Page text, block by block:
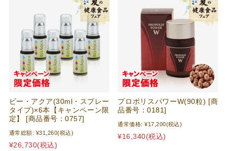
ビー・アクア(30ml・スプレー
タイプ)×6本【キャンペーン限
定】 [商品番号：0757]
通常総額: ¥31,260(税込)
¥26,730(税込)
プロポリスパワーW(90粒) [商
品番号：0181]
通常価格: ¥17,200(税込)
¥16,340(税込)